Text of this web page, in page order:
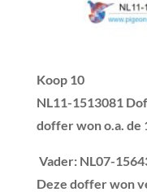
Koop 10
NL11-1513081
doffer won o.a. de
Vader: NL07-
Deze doffer won